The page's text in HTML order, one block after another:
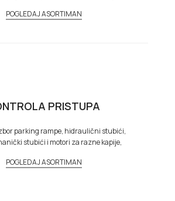
POGLEDAJ ASORTIMAN
PRISTUPA
parking rampe, hidraulični stubići,
stubići i motori za razne kapije,
POGLEDAJ ASORTIMAN